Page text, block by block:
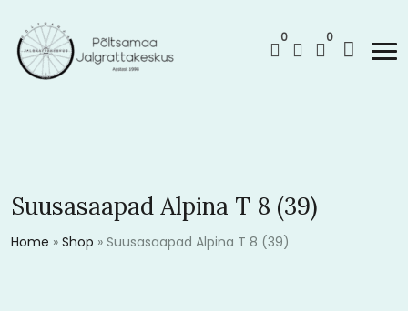
0 0
Suusasaapad Alpina T 8 (39)
Home » Shop » Suusasaapad Alpina T 8 (39)